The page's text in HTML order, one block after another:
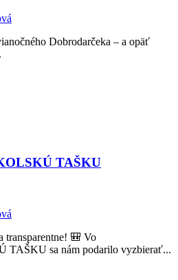
Dobrodarčeka – a opäť
TAŠKU
transparentne! 🎒 Vo
TAŠKU sa nám podarilo vyzbierať...